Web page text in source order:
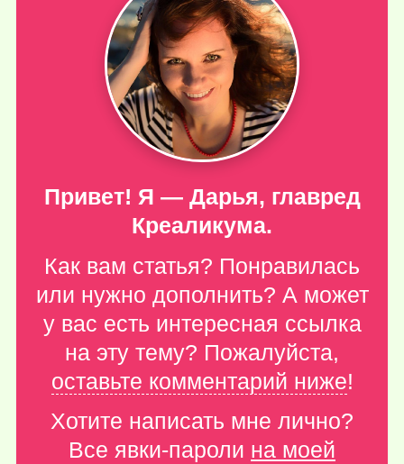
Привет! Я — Дарья, главред
Креаликума.
Как вам статья? Понравилась
или нужно дополнить? А может
у вас есть интересная ссылка
на эту тему? Пожалуйста,
оставьте комментарий ниже!
Хотите написать мне лично?
Все явки-пароли на моей